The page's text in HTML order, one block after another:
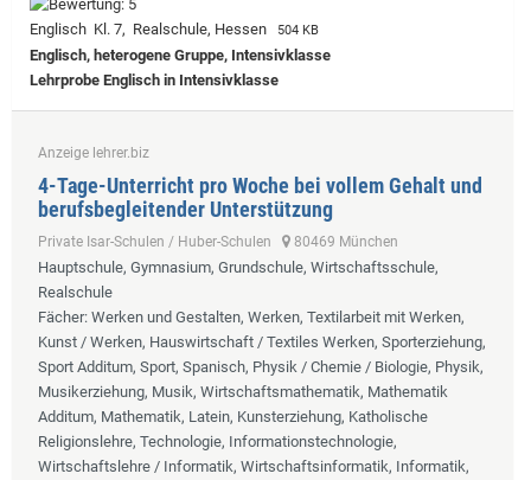
Englisch Kl. 7, Realschule, Hessen 504 KB
Englisch, heterogene Gruppe, Intensivklasse
Lehrprobe Englisch in Intensivklasse
Anzeige lehrer.biz
4-Tage-Unterricht pro Woche bei vollem Gehalt und
berufsbegleitender Unterstützung
Private Isar-Schulen / Huber-Schulen 80469 München
Hauptschule, Gymnasium, Grundschule, Wirtschaftsschule,
Realschule
Fächer: Werken und Gestalten, Werken, Textilarbeit mit Werken,
Kunst / Werken, Hauswirtschaft / Textiles Werken, Sporterziehung,
Sport Additum, Sport, Spanisch, Physik / Chemie / Biologie, Physik,
Musikerziehung, Musik, Wirtschaftsmathematik, Mathematik
Additum, Mathematik, Latein, Kunsterziehung, Katholische
Religionslehre, Technologie, Informationstechnologie,
Wirtschaftslehre / Informatik, Wirtschaftsinformatik, Informatik,